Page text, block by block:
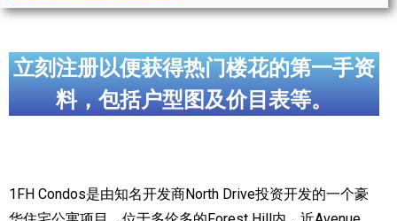
万锦楼花项目
新居民
新移民指南
加拿大房地产网站
立刻注册以便获得热门楼花的第一手资
料，包括户型图及价目表等。
1FH Condos是由知名开发商North Drive投资开发的一个豪